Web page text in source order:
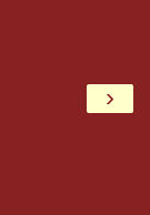
›